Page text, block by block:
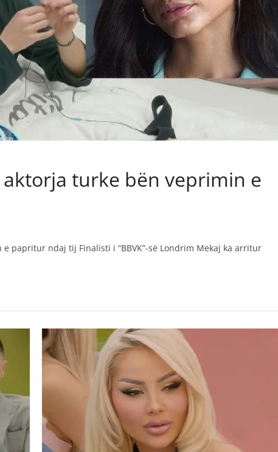
turke bën veprimin e
papritur ndaj tij Finalisti i “BBVK”-së Londrim Mekaj ka arritur